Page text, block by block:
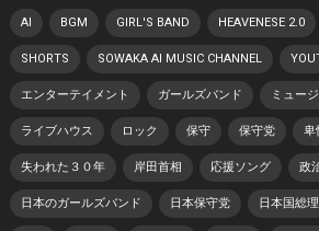
AI BGM GIRL'S BAND HEAVENESE 2.0
SHORTS SOWAKA AI MUSIC CHANNEL
エンターテイメント ガールズバンド ミュー
ライブハウス ロック 保守 保守党 卑
失われた３０年 岸田首相 応援ソング 政
日本のガールズバンド 日本保守党 日本国総